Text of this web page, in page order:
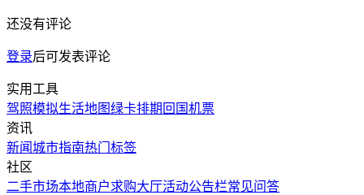
还没有评论
登录后可发表评论
实用工具
驾照模拟生活地图绿卡排期回国机票
资讯
新闻城市指南热门标签
社区
二手市场本地商户求购大厅活动公告栏常见问答